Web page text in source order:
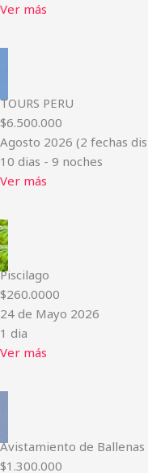
Ver más
TOURS PERU
$6.500.000
Agosto 2026 (2 fechas
10 dias - 9 noches
Ver más
Piscilago
$260.0000
24 de Mayo 2026
1 dia
Ver más
Avistamiento de
$1.300.000